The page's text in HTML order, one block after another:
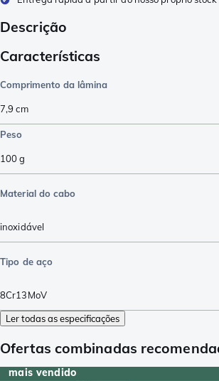
Descrição
Características
Comprimento da lâmina
7,9 cm
Peso
100g
Material do cabo
inoxidável
Tipo de aço
8Cr13MoV
Ler todas as especificações
Ofertas combinadas
mais vendido